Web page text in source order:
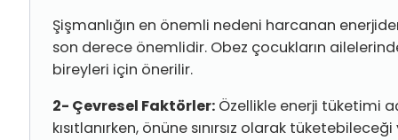
Şişmanlığın en önemli nedeni harcanan
son de­rece önemlidir. Obez çocukların
bireyleri için önerilir.
2- Çevresel Faktörler:Özellikle enerji tüketimi
kısıtlanırken, önüne sınırsız olarak